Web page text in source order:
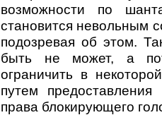
возможности по
становится невольным
подозревая об этом.
быть не может, а
ограничить в
путем
права блокирующего